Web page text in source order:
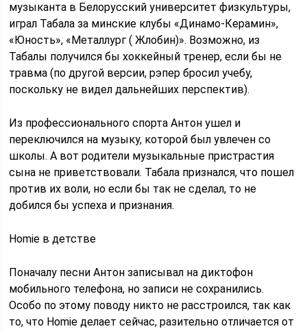
музыканта в Белорусский университет физкультуры,
играл Табала за минские клубы «Динамо-Керамин»,
«Юность», «Металлург ( Жлобин)». Возможно, из
Табалы получился бы хоккейный тренер, если бы не
травма (по другой версии, рэпер бросил учебу,
поскольку не видел дальнейших перспектив).
Из профессионального спорта Антон ушел и
переключился на музыку, которой был увлечен со
школы. А вот родители музыкальные пристрастия
сына не приветствовали. Табала признался, что пошел
против их воли, но если бы так не сделал, то не
добился бы успеха и признания.
Homie в детстве
Поначалу песни Антон записывал на диктофон
мобильного телефона, но записи не сохранились.
Особо по этому поводу никто не расстроился, так как
то, что Homie делает сейчас, разительно отличается от